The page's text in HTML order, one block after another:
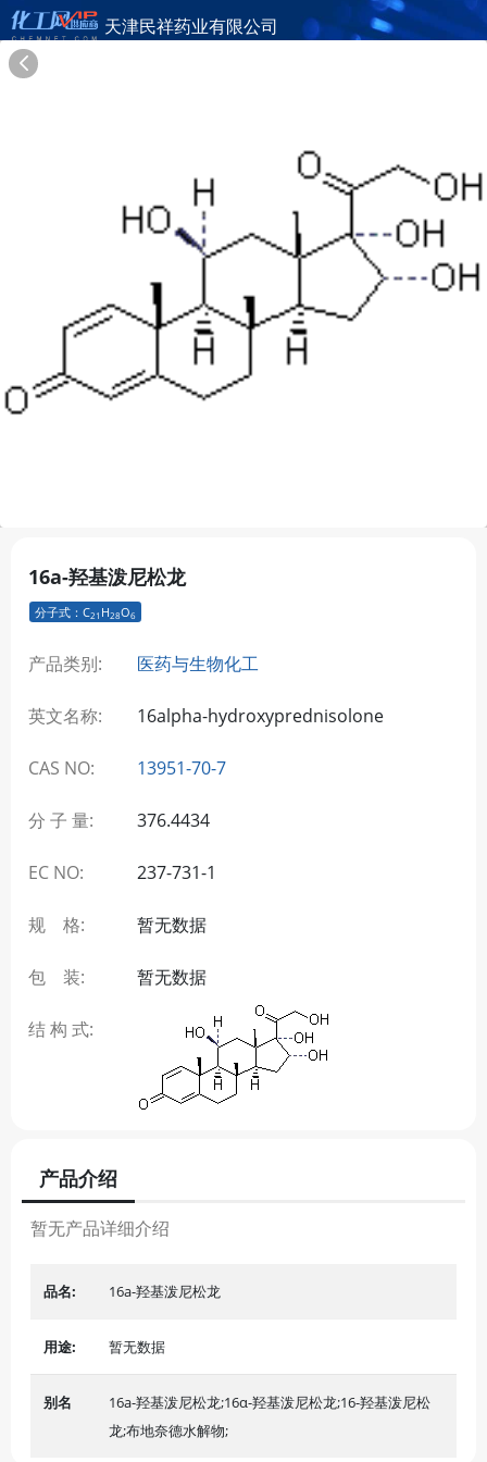
天津民祥药业有限公司
天津民祥药业有限公司
TIANJIN MINXIANG BIOMEDICAL INC.
在线询盘
供应商合作16年
16a-羟基泼尼松龙
分子式：C21 H28O6
产品类别: 医药与生物化工
英文名称: 16alpha-hydroxyprednisolone
CAS NO: 13951-70-7
分 子 量: 376.4434
EC NO: 237-731-1
规 格: 暂无数据
包 装: 暂无数据
结 构 式:
产品介绍
暂无产品详细介绍
品名: 16a-羟基泼尼松龙
用途: 暂无数据
别名
16a-羟基泼尼松龙;16α-羟基泼尼松龙;16-羟基泼尼松
龙;布地奈德水解物;